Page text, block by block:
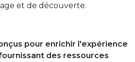
et de découverte.
pour enrichir l'expérience
des ressources